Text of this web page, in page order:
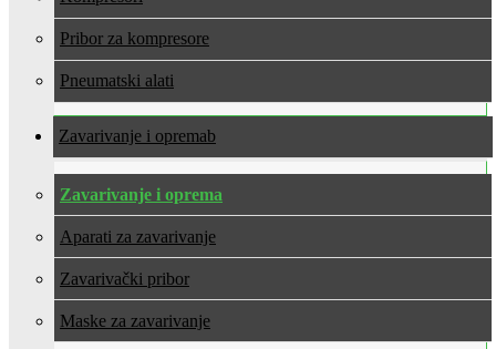
Pribor za kompresore
Pneumatski alati
Zavarivanje i oprema
Zavarivanje i oprema
Aparati za zavarivanje
Zavarivački pribor
Maske za zavarivanje